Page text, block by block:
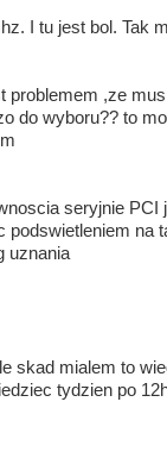
I tu jest bol. Tak
problemem ,ze
do wyboru?? to
seryjnie
podswietleniem na
uznania
skad mialem to
tydzien po